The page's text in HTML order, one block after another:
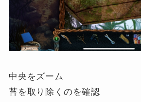
中央をズーム
苔を取り除くのを確認